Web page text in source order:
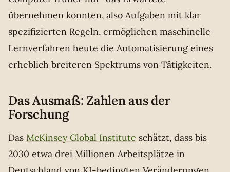
übernehmen konnten, also Aufgaben mit klar
spezifizierten Regeln, ermöglichen maschinelle
Lernverfahren heute die Automatisierung eines
erheblich breiteren Spektrums von Tätigkeiten.
Das Ausmaß: Zahlen aus der
Forschung
Das McKinsey Global Institute schätzt, dass bis
2030 etwa drei Millionen Arbeitsplätze in